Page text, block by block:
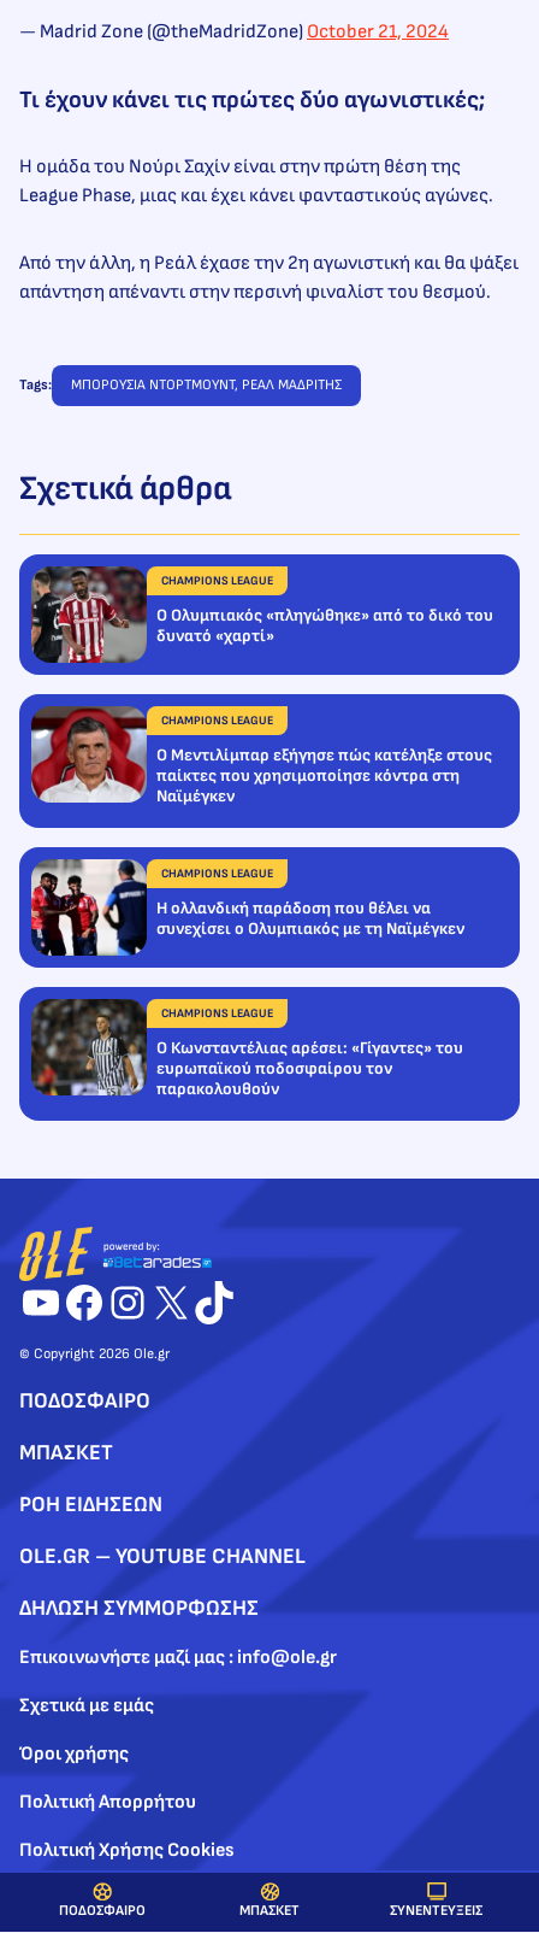
ΠΟΔΟΣΦΑΙΡΟ ΜΠΑΣΚΕΤ ΣΥΝΕΝΤΕΥΞΕΙΣ
— Madrid Zone (@theMadridZone) October 21, 2024
Τι έχουν κάνει τις πρώτες δύο αγωνιστικές;
H ομάδα του Νούρι Σαχίν είναι στην πρώτη θέση της
League Phase, μιας και έχει κάνει φανταστικούς αγώνες.
Από την άλλη, η Ρεάλ έχασε την 2η αγωνιστική και θα ψάξει
απάντηση απέναντι στην περσινή φιναλίστ του θεσμού.
Tags: ΜΠΟΡΟΥΣΙΑ ΝΤΟΡΤΜΟΥΝΤ, ΡΕΑΛ ΜΑΔΡΙΤΗΣ
Σχετικά άρθρα
CHAMPIONS LEAGUE
Ο Ολυμπιακός «πληγώθηκε» από το δικό του
δυνατό «χαρτί»
CHAMPIONS LEAGUE
Ο Μεντιλίμπαρ εξήγησε πώς κατέληξε στους
παίκτες που χρησιμοποίησε κόντρα στη
Ναϊμέγκεν
CHAMPIONS LEAGUE
Η ολλανδική παράδοση που θέλει να
συνεχίσει ο Ολυμπιακός με τη Ναϊμέγκεν
CHAMPIONS LEAGUE
Ο Κωνσταντέλιας αρέσει: «Γίγαντες» του
ευρωπαϊκού ποδοσφαίρου τον
παρακολουθούν
YouTube
Facebook
Instagram
X TikTok
© Copyright 2026 Ole.gr
ΠΟΔΟΣΦΑΙΡΟ
ΜΠΑΣΚΕΤ
ΡΟΗ ΕΙΔΗΣΕΩΝ
OLE.GR – YOUTUBE CHANNEL
ΔΗΛΩΣΗ ΣΥΜΜΟΡΦΩΣΗΣ
Επικοινωνήστε μαζί μας : info@ole.gr
Σχετικά με εμάς
Όροι χρήσης
Πολιτική Απορρήτου
Πολιτική Χρήσης Cookies